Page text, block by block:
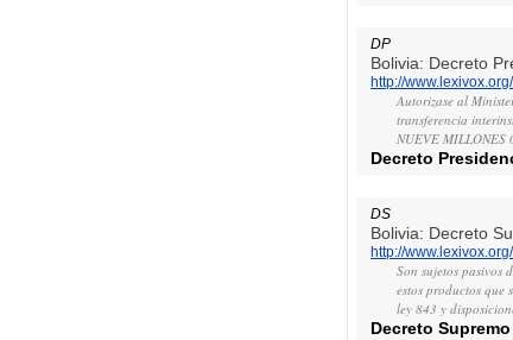
DP
Bolivia: Decreto
http://
Autorizase al
transferencia
NUEVE MILLONES
Decreto
DS
Bolivia: Decreto
http://
Son sujetos pasivos
estos productos que
ley 843 y
Decreto Supremo